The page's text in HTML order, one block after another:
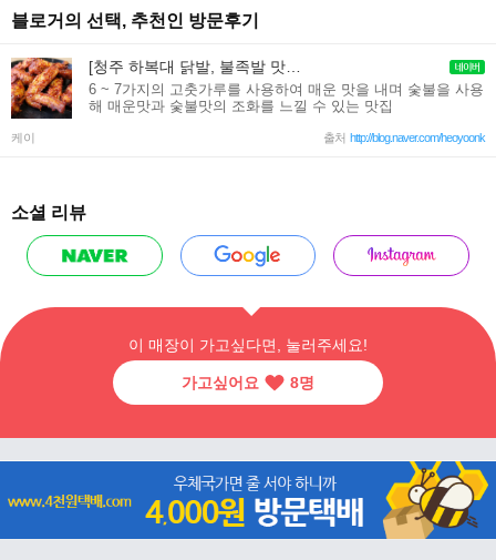
블로거의 선택, 추천인 방문후기
6 ~ 7가지의 고춧가루를 사용하여 매운 맛을 내며 숯불을 사용
해 매운맛과 숯불맛의 조화를 느낄 수 있는 맛집
케이 출처 http://blog.naver.com/heoyoonk
소셜 리뷰
이 매장이 가고싶다면, 눌러주세요!
가고싶어요 8명